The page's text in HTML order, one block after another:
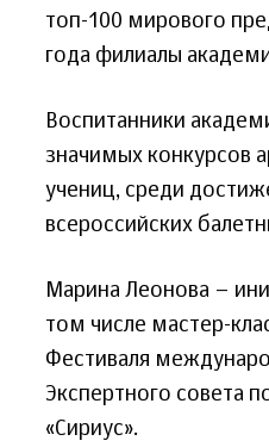
топ-100 мирового
года филиалы
Воспитанники
значимых конкурсов
учениц, среди
всероссийских
Марина Леонова –
том числе мастер-
Фестиваля
Экспертного совета
«Сириус».